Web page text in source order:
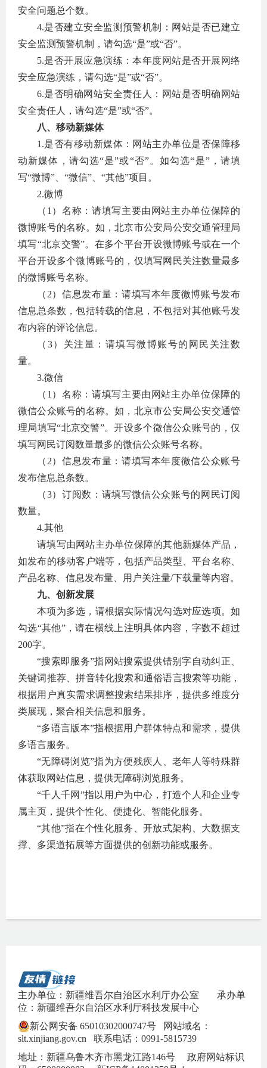
安全问题总个数。
4.是否建立安全监测预警机制：网站是否已建立
安全监测预警机制，请勾选“是”或“否”。
5.是否开展应急演练：本年度网站是否开展网络
安全应急演练，请勾选“是”或“否”。
6.是否明确网站安全责任人：网站是否明确网站
安全责任人，请勾选“是”或“否”。
八、移动新媒体
1.是否有移动新媒体：网站主办单位是否保障移
动新媒体，请勾选“是”或“否”。如勾选“是”，请填
写“微博”、“微信”、“其他”项目。
2.微博
（ 1 ）名称：请填写主要由网站主办单位保障的
微博账号的名称。如，北京市公安局公安交通管理局
填写“北京交警”。在多个平台开设微博账号或在一个
平台开设多个微博账号的，仅填写网民关注数量最多
的微博账号名称。
（ 2）信息发布量：请填写本年度微博账号发布
信息总条数，包括转载的信息，不包括对其他账号发
布内容的评论信息。
（ 3）关注量：请填写微博账号的网民关注数
量。
3.微信
（ 1 ）名称：请填写主要由网站主办单位保障的
微信公众账号的名称。如，北京市公安局公安交通管
理局填写“北京交警”。开设多个微信公众账号的，仅
填写网民订阅数量最多的微信公众账号名称。
（ 2）信息发布量：请填写本年度微信公众账号
发布信息总条数。
（3）订阅数：请填写微信公众账号的网民订阅
数量。
4.其他
请填写由网站主办单位保障的其他新媒体产品，
如发布的移动客户端等，包括产品类型、平台名称、
产品名称、信息发布量、用户关注量/下载量等内容。
九、创新发展
本项为多选，请根据实际情况勾选对应选项。如
勾选“其他”，请在横线上注明具体内容，字数不超过
200字。
“搜索即服务”指网站搜索提供错别字自动纠正、
关键词推荐、拼音转化搜索和通俗语言搜索等功能，
根据用户真实需求调整搜索结果排序，提供多维度分
类展现，聚合相关信息和服务。
“多语言版本”指根据用户群体特点和需求，提供
多语言服务。
“无障碍浏览”指为方便残疾人、老年人等特殊群
体获取网站信息，提供无障碍浏览服务。
“千人千网”指以用户为中心，打造个人和企业专
属主页，提供个性化、便捷化、智能化服务。
“其他”指在个性化服务、开放式架构、大数据支
撑、多渠道拓展等方面提供的创新功能或服务。
主办单位：新疆维吾尔自治区水利厅办公室
承办单
位：新疆维吾尔自治区水利厅科技发展中心
新公网安备 65010302000747号 网站域名：
slt.xinjiang.gov.cn 联系电话：0991-5815739
地址：新疆乌鲁木齐市黑龙江路146号 政府网站标识